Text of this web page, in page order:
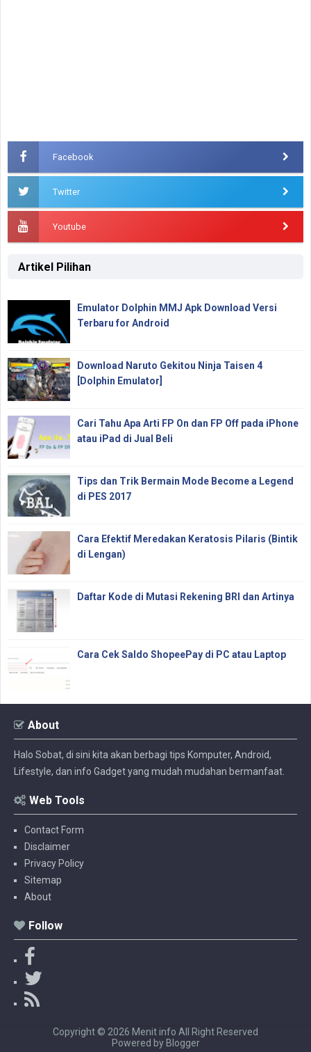
Facebook
Twitter
Youtube
Artikel Pilihan
Emulator Dolphin MMJ Apk Download Versi
Terbaru for Android
Download Naruto Gekitou Ninja Taisen 4
[Dolphin Emulator]
Cari Tahu Apa Arti FP On dan FP Off pada iPhone
atau iPad di Jual Beli
Tips dan Trik Bermain Mode Become a Legend
di PES 2017
Cara Efektif Meredakan Keratosis Pilaris (Bintik
di Lengan)
Daftar Kode di Mutasi Rekening BRI dan Artinya
Cara Cek Saldo ShopeePay di PC atau Laptop
About
Halo Sobat, di sini kita akan berbagi tips Komputer, Android,
Lifestyle, dan info Gadget yang mudah mudahan bermanfaat.
Web Tools
Contact Form
Disclaimer
Privacy Policy
Sitemap
About
Follow
a
c
e
Copyright © 2026 Menit info All Right Reserved
Powered by Blogger